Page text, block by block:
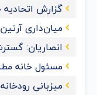
گزارش اتحادیه
میان‌داری
انصاریان:
مسئول خانه
میزبانی رودخانه